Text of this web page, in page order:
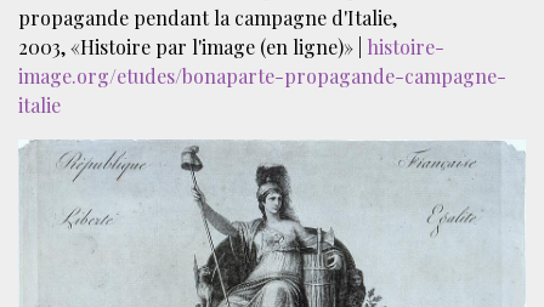
propagande pendant la campagne d'Italie,
2003, «Histoire par l'image (en ligne)» | histoire-
image.org/etudes/bonaparte-propagande-campagne-
italie